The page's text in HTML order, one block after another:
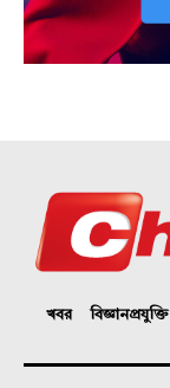
খবর বিজ্ঞানপ্রযুক্তি